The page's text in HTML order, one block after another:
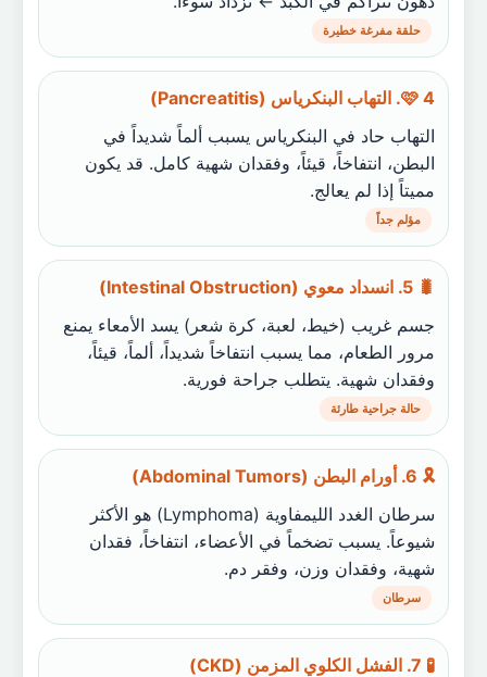
حلقة مفرغة خطيرة
🩷 4. التهاب البنكرياس (Pancreatitis)
التهاب حاد في البنكرياس يسبب ألماً شديداً في
البطن، انتفاخاً، قيئاً، وفقدان شهية كامل. قد يكون
مميتاً إذا لم يعالج.
مؤلم جداً
🐛 5. انسداد معوي (Intestinal Obstruction)
جسم غريب (خيط، لعبة، كرة شعر) يسد الأمعاء يمنع
مرور الطعام، مما يسبب انتفاخاً شديداً، ألماً، قيئاً،
وفقدان شهية. يتطلب جراحة فورية.
حالة جراحية طارئة
🎗️ 6. أورام البطن (Abdominal Tumors)
سرطان الغدد الليمفاوية (Lymphoma) هو الأكثر
شيوعاً. يسبب تضخماً في الأعضاء، انتفاخاً، فقدان
شهية، وفقدان وزن، وفقر دم.
سرطان
🧪 7. الفشل الكلوي المزمن (CKD)